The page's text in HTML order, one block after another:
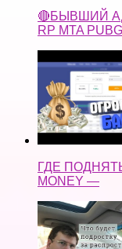
🔴БЫВШИЙ
RP MTA
ГДЕ
MONEY —